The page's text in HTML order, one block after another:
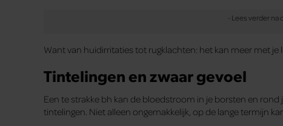
Want van huidirritaties tot rugklachten: het kan meer met je
Tintelingen en zwaar gevoel
Een te strakke bh kan de bloedstroom in je borsten en
tintelingen. Niet alleen ongemakkelijk, op de lange termijn